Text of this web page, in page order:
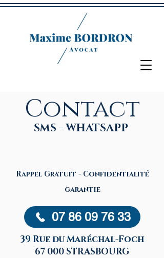
Contact
SMS - WHATSAPP
Rappel Gratuit - Confidentialité
garantie
07 86 09 76 33
39 Rue du Maréchal-Foch
67 000 STRASBOURG